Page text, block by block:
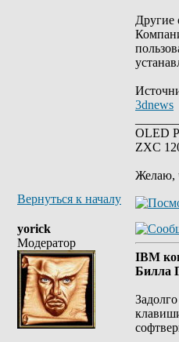
Другие
3dnews
OLED
ZXC
Желаю,
Вернуться к началу
yorick
Модератор
IBM
Билла